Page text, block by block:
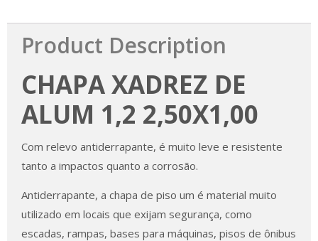
Product Description
CHAPA XADREZ DE
ALUM 1,2 2,50X1,00
Com relevo antiderrapante, é muito leve e resistente
tanto a impactos quanto a corrosão.
Antiderrapante, a chapa de piso um é material muito
utilizado em locais que exijam segurança, como
escadas, rampas, bases para máquinas, pisos de ônibus